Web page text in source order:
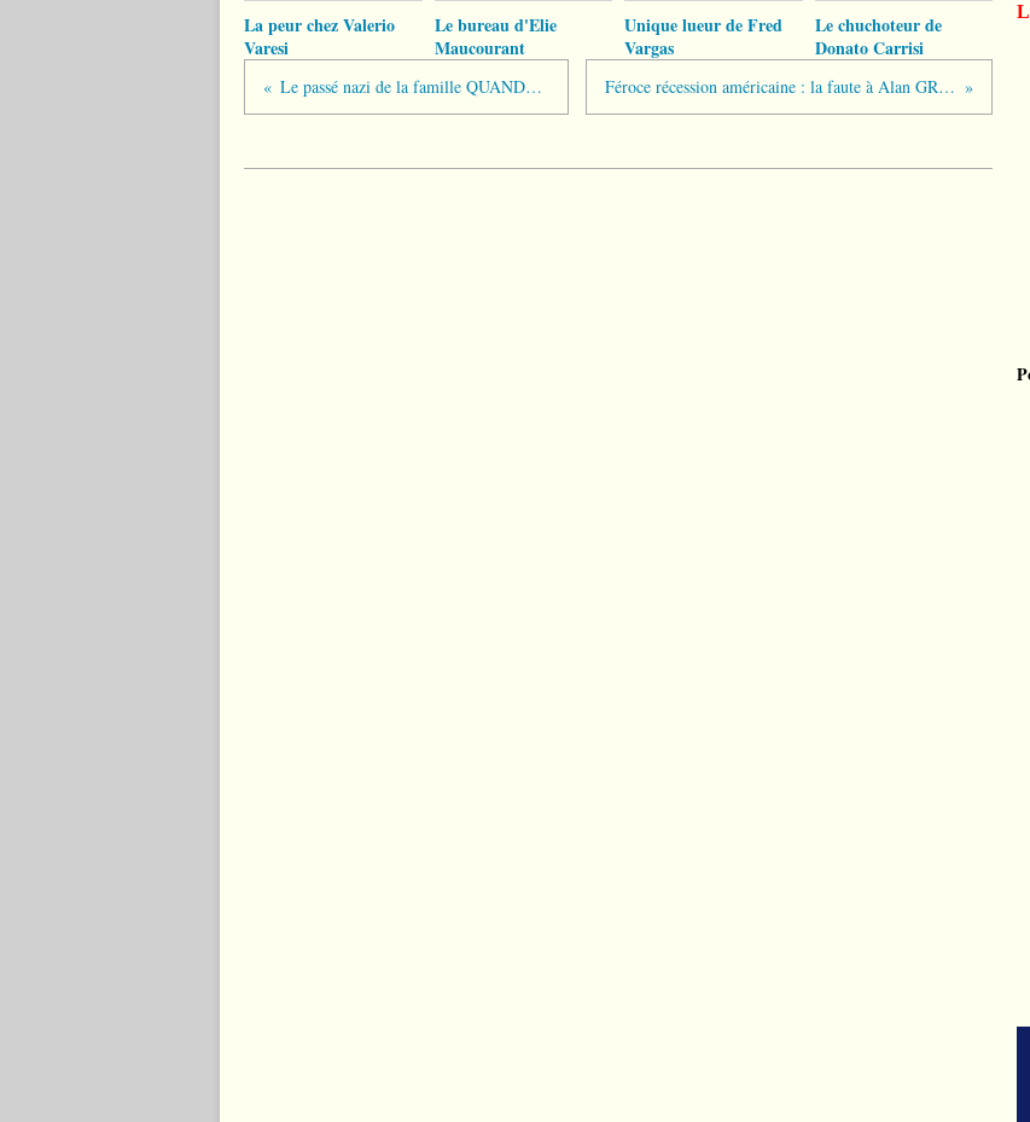
La peur chez Valerio
Varesi
Le bureau d'Elie
Maucourant
Unique lueur de Fred
Vargas
Le chuchoteur de
Donato Carrisi
Le passé nazi de la famille QUANDT (BMW) Féroce récession américaine : la faute à Alan GREENSPAN